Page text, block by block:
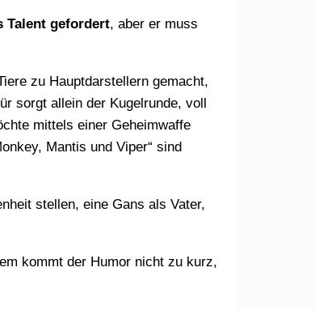
Talent gefordert, aber er muss
sorgt allein der Kugelrunde, voll
mittels einer Geheimwaffe
Mantis und Viper“ sind
kommt der Humor nicht zu kurz,